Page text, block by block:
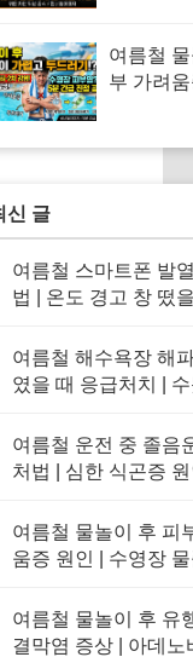
행 계획을 세
은 바로 '캐리
지고 타실 수 없
공항에서의
배터리 및 액체
응급처치
여름철 물
부 가려
신 글
여름철 스마트폰 발
법 | 온도 경고 창 떴
입 금지 이유
여름철 해수욕장 해
였을 때 응급처치 |
닷물 세척 수칙
여름철 운전 중 졸음
처법 | 심한 식곤증 원
퇴치 응급처치 수칙
여름철 물놀이 후 피
움증 원인 | 수영장
급처치 수칙
여름철 물놀이 후 유
결막염 증상 | 아데노